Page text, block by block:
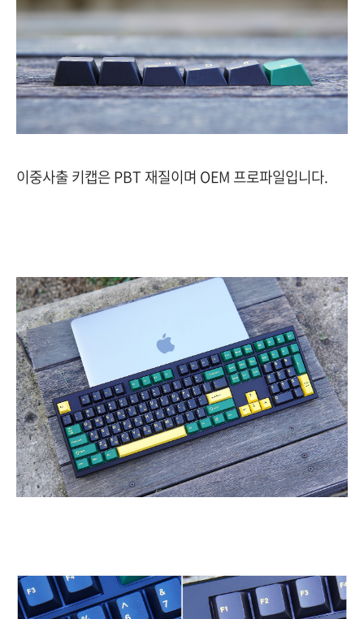
이중사출 키캡은 PBT 재질이며 OEM 프로파일입니다.